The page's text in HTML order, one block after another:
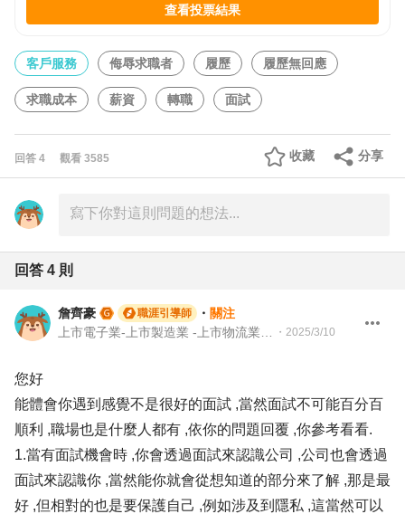
查看投票結果
客戶服務 侮辱求職者 履歷 履歷無回應
求職成本 薪資 轉職 面試
回答 4 觀看 3585 分享
收藏
回答 4 則
詹齊豪 職涯引導師 ・ 關注
・ 2025/3/10
您好
能體會你遇到感覺不是很好的面試 ,當然面試不可能百分百
順利 ,職場也是什麼人都有 ,依你的問題回覆 ,你參考看看.
1.當有面試機會時 ,你會透過面試來認識公司 ,公司也會透過
面試來認識你 ,當然能你就會從想知道的部分來了解 ,那是最
好 ,但相對的也是要保護自己 ,例如涉及到隱私 ,這當然可以